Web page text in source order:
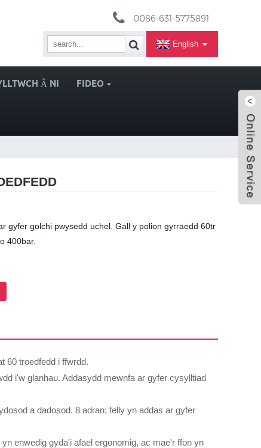
0086-631-5775891
English
Â NI FIDEO
gyfer golchi pwysedd uchel. Gall y polion gyrraedd 60tr
400bar.
60 troedfedd i ffwrdd.
i'w glanhau. Addasydd mewnfa ar gyfer cysylltiad
a dadosod. 8 adran; felly yn addas ar gyfer
enwedig gyda'i afael ergonomig, ac mae'r ffon yn